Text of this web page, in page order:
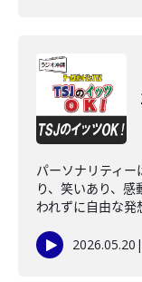
パーソナリティ
り、笑いあり、
われずに自由な発
2026.05.20 |